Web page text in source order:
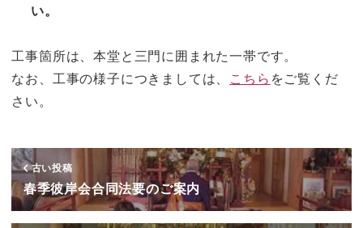
い。
工事箇所は、本堂と三門に囲まれた一帯です。
なお、工事の様子につきましては、 こちら をご覧くだ
さい。
古い投稿
春季彼岸会合同法要のご案内